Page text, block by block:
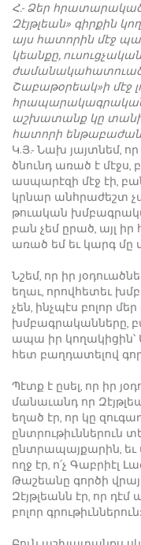
Հ.- Ձեր
Զէյթլեան» գիրքին
այս հատորին մէջ
կեանքը,
ժամանակահատուածը
Շաբաթօրեակ»ի մէջ
աշխատանք կը տանիք
հատորի
Կ.Յ.- Նախ յայտնեմ,
ծնունդ առած է մէջս,
ասպարէզի մէջ էի,
կրնար անհրաժեշտ
թուական
բան չեմ ըրած, այլ իր
առած եմ եւ կարգ մը
Նշեմ, որ իր
եղաւ, որովհետեւ
չեն, ինչպէս բոլոր
խմբագրականները,
ապա իր կողակիցին՝
հետ բաղդատելով
Պէտք է ըսել, որ իր
մանաւանդ որ
եղած էր, որ կը
ընտրութիւններուն
ընտրապայքարին, եւ
ողջ էր, ո՛չ Գաբրիէլ
Թաշեանը գործի
Զէյթլեանն էր, որ
բոլոր գրութիւններուն: